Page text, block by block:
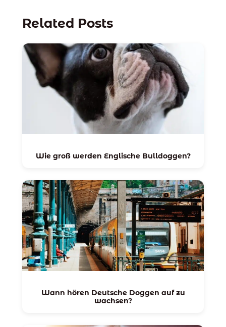
Related Posts
Wie groß werden Englische Bulldoggen?
Wann hören Deutsche Doggen auf zu
wachsen?